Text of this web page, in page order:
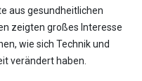
aus gesundheitlichen
zeigten großes Interesse
wie sich Technik und
verändert haben.